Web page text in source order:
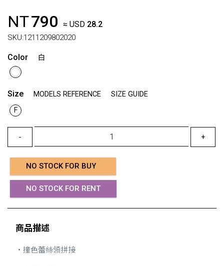
NT790 ≈ USD 28.2
SKU:1211209802020
Color 白
Size MODELS REFERENCE
SIZE GUIDE
F
- +
NO STOCK FOR BUY
NO STOCK FOR RENT
商品描述
・撞色蕾絲領拼接